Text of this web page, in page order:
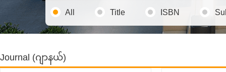
All Title ISBN
Journal (ဂျာနယ်)